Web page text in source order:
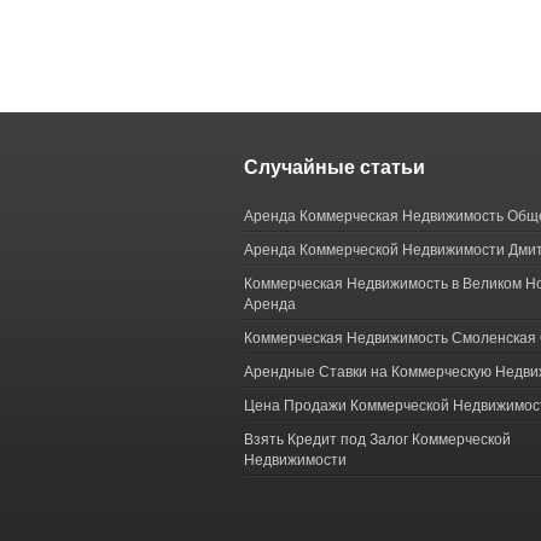
Случайные статьи
Аренда Коммерческая Недвижимость
Аренда Коммерческой Недвижимости
Коммерческая Недвижимость в Великом
Аренда
Коммерческая Недвижимость Смоленская
Арендные Ставки на Коммерческую
Цена Продажи Коммерческой
Взять Кредит под Залог Коммерческой
Недвижимости